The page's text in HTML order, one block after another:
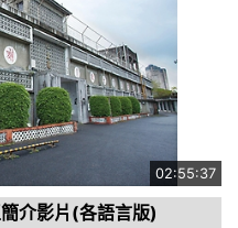
02:55:37
介影片(各語言版)